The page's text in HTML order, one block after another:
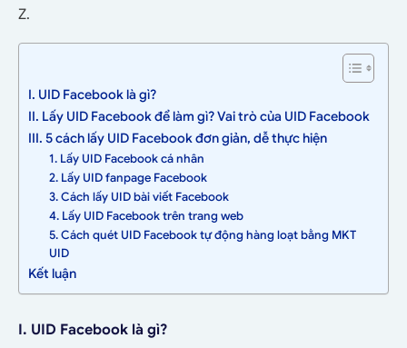
Z.
I. UID Facebook là gì?
II. Lấy UID Facebook để làm gì? Vai trò của UID Facebook
III. 5 cách lấy UID Facebook đơn giản, dễ thực hiện
1. Lấy UID Facebook cá nhân
2. Lấy UID fanpage Facebook
3. Cách lấy UID bài viết Facebook
4. Lấy UID Facebook trên trang web
5. Cách quét UID Facebook tự động hàng loạt bằng MKT
UID
Kết luận
I. UID Facebook là gì?